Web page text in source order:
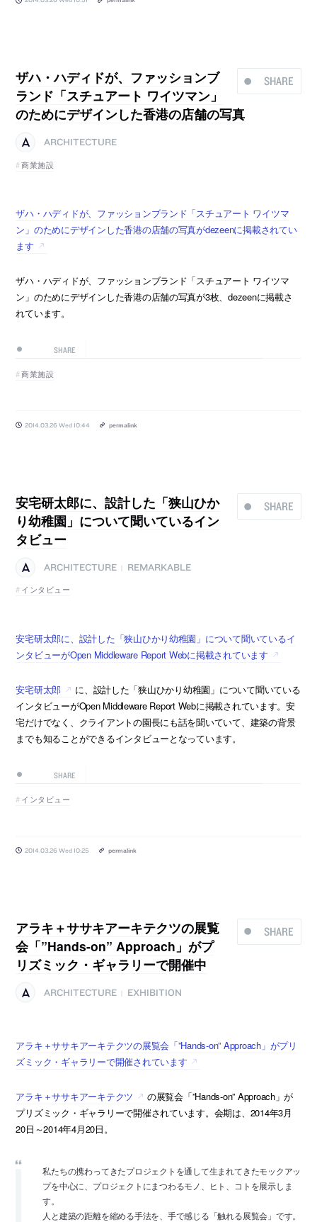
SHARE
ザハ・ハディドが、ファッションブ
ランド「スチュアート ワイツマン」
のためにデザインした香港の店舗の写真
ARCHITECTURE
商業施設
ザハ・ハディドが、ファッションブランド「スチュアート ワイツマ
ン」のためにデザインした香港の店舗の写真がdezeenに掲載されてい
ます
ザハ・ハディドが、ファッションブランド「スチュアート ワイツマ
ン」のためにデザインした香港の店舗の写真が3枚、dezeenに掲載さ
れています。
SHARE
商業施設
2014.03.26 Wed 10:44 permalink
SHARE
安宅研太郎に、設計した「狭山ひか
り幼稚園」について聞いているイン
タビュー
ARCHITECTURE
REMARKABLE
インタビュー
安宅研太郎に、設計した「狭山ひかり幼稚園」について聞いているイ
ンタビューがOpen Middleware Report Webに掲載されています
安宅研太郎
に、設計した「狭山ひかり幼稚園」について聞いている
インタビューがOpen Middleware Report Webに掲載されています。安
宅だけでなく、クライアントの園長にも話を聞いていて、建築の背景
までも知ることができるインタビューとなっています。
SHARE
インタビュー
2014.03.26 Wed 10:25 permalink
SHARE
アラキ＋ササキアーキテクツの展覧
会「”Hands-on” Approach」がプ
リズミック・ギャラリーで開催中
ARCHITECTURE EXHIBITION
アラキ＋ササキアーキテクツの展覧会「”Hands-on” Approach」がプリ
ズミック・ギャラリーで開催されています
アラキ＋ササキアーキテクツ
の展覧会「”Hands-on” Approach」が
プリズミック・ギャラリーで開催されています。会期は、2014年3月
20日～2014年4月20日。
私たちの携わってきたプロジェクトを通して生まれてきたモックアッ
プを中心に、プロジェクトにまつわるモノ、ヒト、コトを展示しま
す。
人と建築の距離を縮める手法を、手で感じる「触れる展覧会」です。